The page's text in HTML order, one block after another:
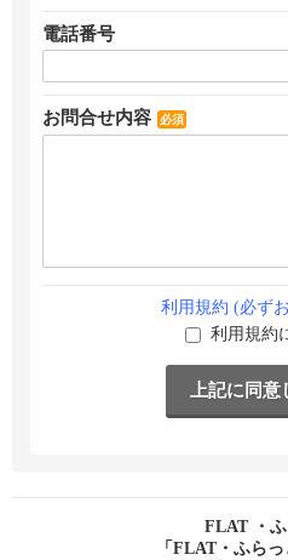
電話番号
お問合せ内容 必須
利用規約 (必ず
利用規約
FLAT ・
「FLAT・ふら